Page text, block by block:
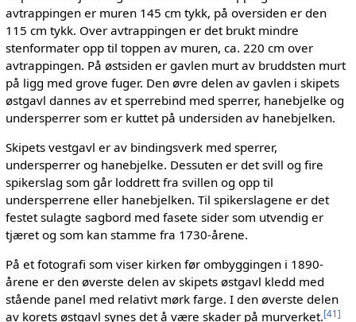
avtrappingen er muren 145 cm tykk, på oversiden er den
115 cm tykk. Over avtrappingen er det brukt mindre
stenformater opp til toppen av muren, ca. 220 cm over
avtrappingen. På østsiden er gavlen murt av bruddsten murt
på ligg med grove fuger. Den øvre delen av gavlen i skipets
østgavl dannes av et sperrebind med sperrer, hanebjelke og
undersperrer som er kuttet på undersiden av hanebjelken.
Skipets vestgavl er av bindingsverk med sperrer,
undersperrer og hanebjelke. Dessuten er det svill og fire
spikerslag som går loddrett fra svillen og opp til
undersperrene eller hanebjelken. Til spikerslagene er det
festet sulagte sagbord med fasete sider som utvendig er
tjæret og som kan stamme fra 1730-årene.
På et fotografi som viser kirken før ombyggingen i 1890-
årene er den øverste delen av skipets østgavl kledd med
stående panel med relativt mørk farge. I den øverste delen
av korets østgavl synes det å være skader på murverket.[41 ]